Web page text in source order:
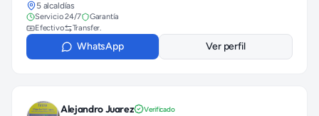
5 alcaldías
Servicio 24/7
Garantía
Efectivo
Transfer.
WhatsApp Ver perfil
Alejandro Juarez Verificado